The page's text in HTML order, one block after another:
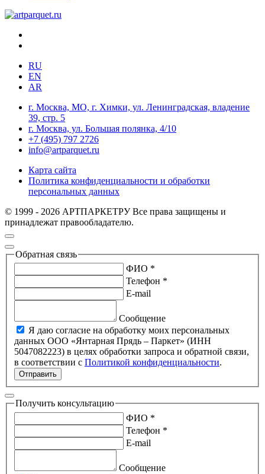
RU
EN
AR
г. Москва, МО, г. Химки, ул. Ленинградская, владение
39, стр. 5
г. Москва, ул. Большая полянка, 4/10
+7 (495) 797 2726
info@artparquet.ru
Карта сайта
Политика конфиденциальности и обработки
персональных данных
© 1999 - 2026 АРТПАРКЕТРУ Все права защищены и
принадлежат правообладателю.
Обратная связь
ФИО *
Телефон *
E-mail
Сообщение
Я даю согласие на обработку моих персональных
данных ООО «Янтарная Прядь – Паркет» (ИНН
5047082223) в целях обработки запроса и обратной связи,
в соответствии с Политикой конфиденциальности.
Отправить
Получить консультацию
ФИО *
Телефон *
E-mail
Сообщение